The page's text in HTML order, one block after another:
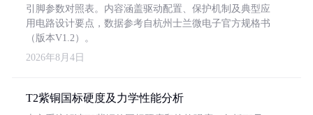
引脚参数对照表。内容涵盖驱动配置、保护机制及典型应
用电路设计要点，数据参考自杭州士兰微电子官方规格书
（版本V1.2）。
2026年8月4日
T2紫铜国标硬度及力学性能分析